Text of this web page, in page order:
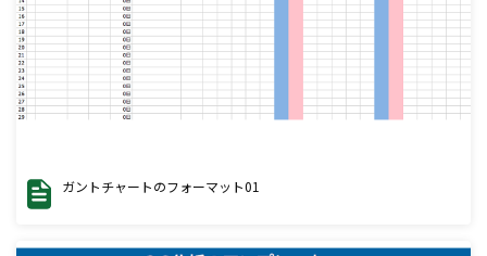
ガントチャートのフォーマット01